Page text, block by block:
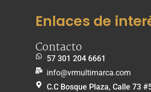
Enlaces de
Contacto
57 301 204 6661
info@vrmultimarca.com
C.C Bosque Plaza, Calle 73